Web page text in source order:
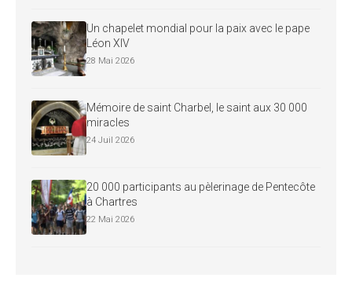
Un chapelet mondial pour la paix avec le pape
Léon XIV
28 Mai 2026
Mémoire de saint Charbel, le saint aux 30 000
miracles
24 Juil 2026
20 000 participants au pèlerinage de Pentecôte
à Chartres
22 Mai 2026